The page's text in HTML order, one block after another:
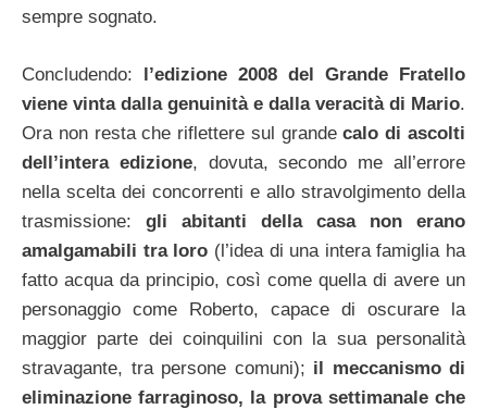
sempre sognato.
Concludendo: l’edizione 2008 del Grande Fratello
viene vinta dalla genuinità e dalla veracità di Mario.
Ora non resta che riflettere sul grandecalo di ascolti
dell’intera edizione, dovuta, secondo me all’errore
nella scelta dei concorrenti e allo stravolgimento della
trasmissione: gli abitanti della casa non erano
amalgamabili tra loro (l’idea di una intera famiglia ha
fatto acqua da principio, così come quella di avere un
personaggio come Roberto, capace di oscurare la
maggior parte dei coinquilini con la sua personalità
stravagante, tra persone comuni); il meccanismo di
eliminazione farraginoso, la prova settimanale che